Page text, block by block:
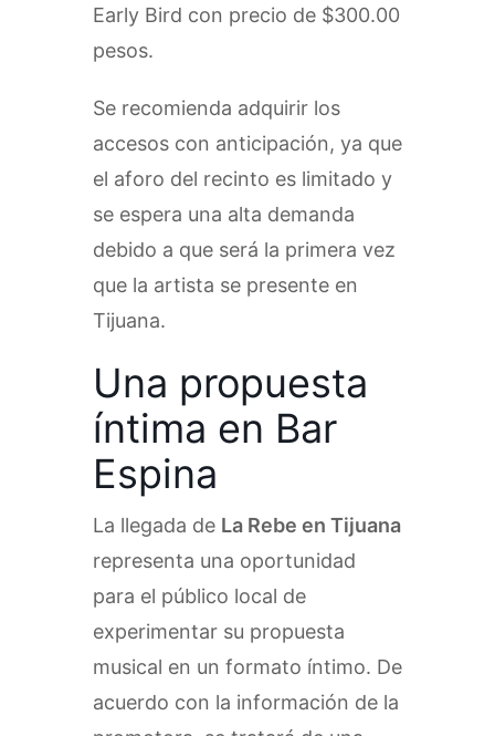
Early Bird con precio de $300.00
pesos.
Se recomienda adquirir los
accesos con anticipación, ya que
el aforo del recinto es limitado y
se espera una alta demanda
debido a que será la primera vez
que la artista se presente en
Tijuana.
Una propuesta
íntima en Bar
Espina
La llegada de La Rebe en Tijuana
representa una oportunidad
para el público local de
experimentar su propuesta
musical en un formato íntimo. De
acuerdo con la información de la